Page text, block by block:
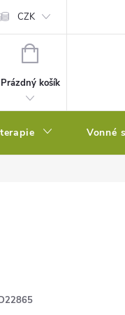
CZK
NÁKUPNÍ
Prázdný košík
Vonné